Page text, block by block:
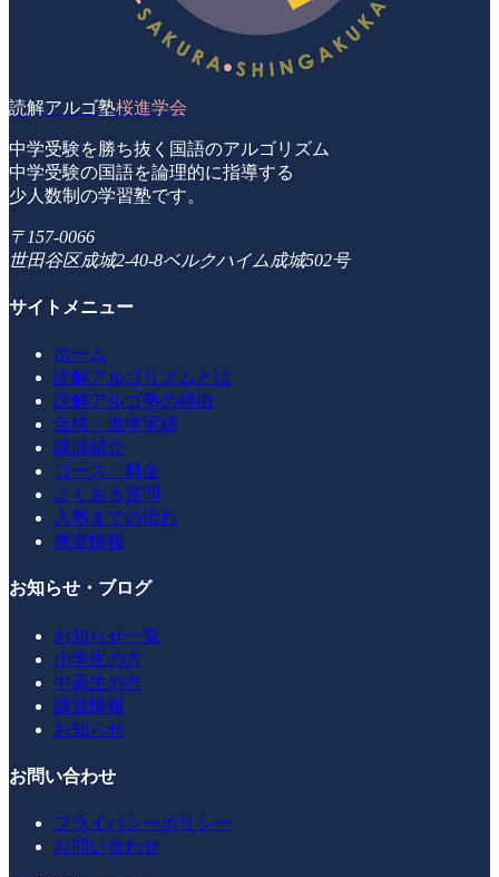
読解アルゴ塾桜進学会
中学受験を勝ち抜く国語のアルゴリズム
中学受験の国語を論理的に指導する
少人数制の学習塾です。
〒157-0066
世田谷区成城2-40-8ベルクハイム成城502号
サイトメニュー
ホーム
読解アルゴリズムとは
読解アルゴ塾の特徴
合格・進学実績
講師紹介
コース・料金
よくある質問
入塾までの流れ
教室情報
お知らせ・ブログ
お知らせ一覧
小学生の方
中高生の方
講習情報
お知らせ
お問い合わせ
プライバシーポリシー
お問い合わせ